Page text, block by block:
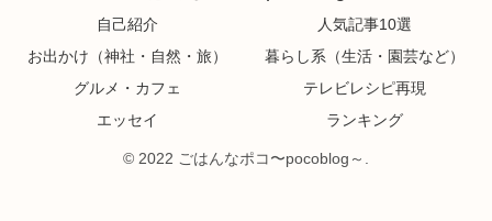
自己紹介
人気記事10選
お出かけ（神社・自然・旅）
暮らし系（生活・園芸など）
グルメ・カフェ
テレビレシピ再現
エッセイ
ランキング
© 2022 ごはんなポコ〜pocoblog～.